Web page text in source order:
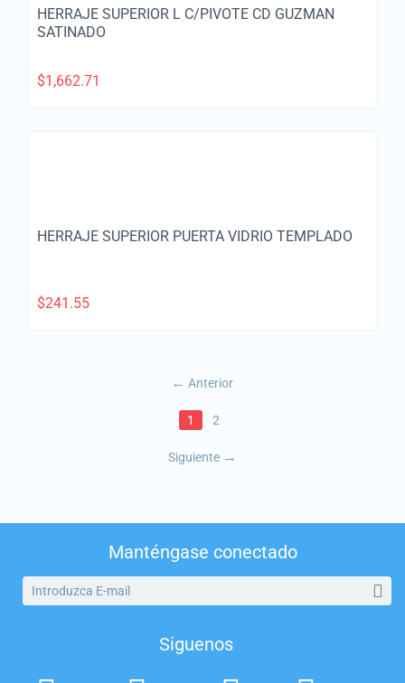
HERRAJE SUPERIOR L C/PIVOTE CD GUZMAN
SATINADO
$1,662.71
HERRAJE SUPERIOR PUERTA VIDRIO TEMPLADO
$241.55
Anterior
1 2
Siguiente
Manténgase conectado
Siguenos